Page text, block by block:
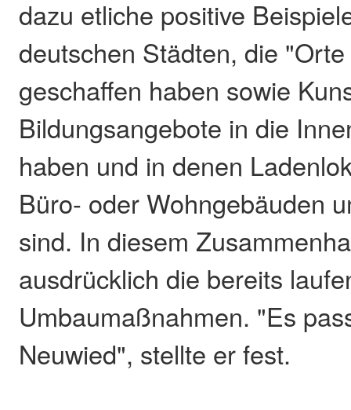
dazu etliche positive
deutschen Städten, die
geschaffen haben sowie
Bildungsangebote in die
haben und in denen
Büro- oder Wohngebäuden
sind. In diesem
ausdrücklich die bereits
Umbaumaßnahmen. "Es
Neuwied", stellte er fest.